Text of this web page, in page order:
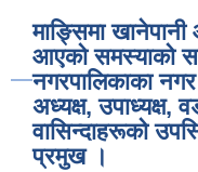
माङ्सिमा
आएको समस्याको
नगरपालिकाका
अध्यक्ष, उपाध्यक्ष,
वासिन्दाहरूको
प्रमुख ।